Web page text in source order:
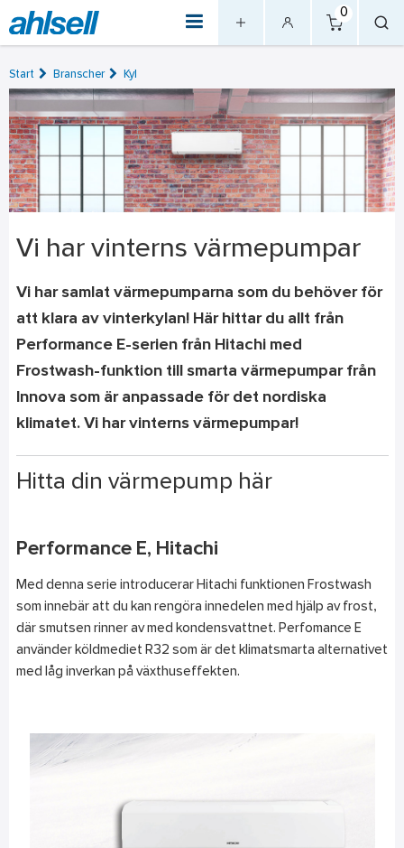
0
Start Branscher Kyl
Vi har vinterns värmepumpar
Vi har samlat värmepumparna som du behöver för
att klara av vinterkylan! Här hittar du allt från
Performance E-serien från Hitachi med
Frostwash-funktion till smarta värmepumpar från
Innova som är anpassade för det nordiska
klimatet. Vi har vinterns värmepumpar!
Hitta din värmepump här
Performance E, Hitachi
Med denna serie introducerar Hitachi funktionen Frostwash
som innebär att du kan rengöra innedelen med hjälp av frost,
där smutsen rinner av med kondensvattnet. Perfomance E
använder köldmediet R32 som är det klimatsmarta alternativet
med låg inverkan på växthuseffekten.